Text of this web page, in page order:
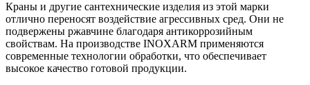
Краны и другие сантехнические изделия из этой марки
отлично переносят воздействие агрессивных сред. Они не
подвержены ржавчине благодаря антикоррозийным
свойствам. На производстве INOXARM применяются
современные технологии обработки, что обеспечивает
высокое качество готовой продукции.